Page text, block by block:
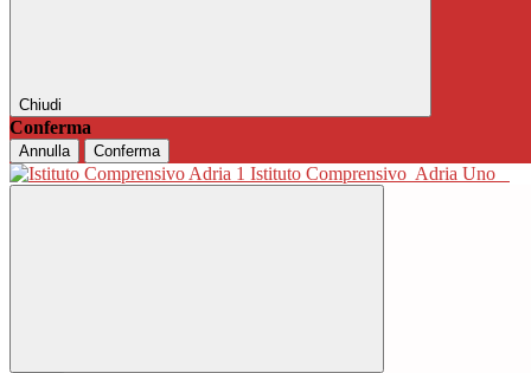
Chiudi
Conferma
Annulla Conferma
Istituto Comprensivo Adria Uno